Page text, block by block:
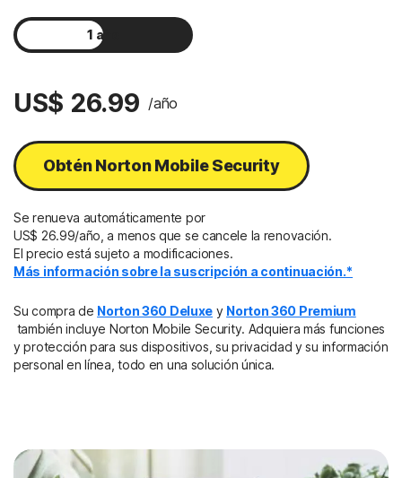
1 año
US$ 26.99 /año
Obtén Norton Mobile Security
Se renueva automáticamente por
US$ 26.99/año, a menos que se cancele la renovación.
El precio está sujeto a modificaciones.
Más información sobre la suscripción a continuación.*
Su compra de Norton 360 Deluxe y Norton 360 Premium
también incluye Norton Mobile Security. Adquiera más funciones
y protección para sus dispositivos, su privacidad y su información
personal en línea, todo en una solución única.